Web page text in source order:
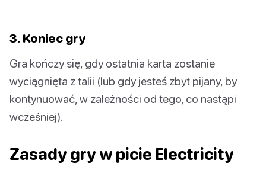
3. Koniec gry
Gra kończy się, gdy ostatnia karta zostanie
wyciągnięta z talii (lub gdy jesteś zbyt pijany, by
kontynuować, w zależności od tego, co nastąpi
wcześniej).
Zasady gry w picie Electricity